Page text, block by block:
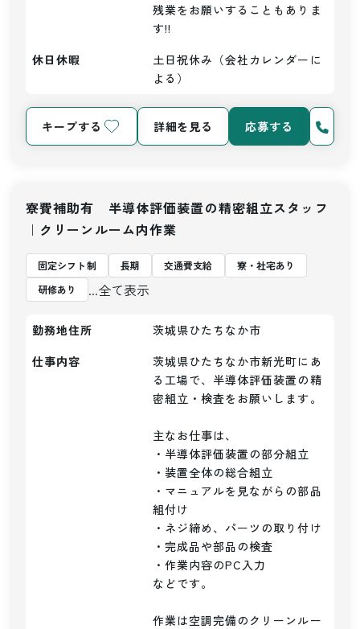
残業をお願いすることもありま
す!!
休日休暇
土日祝休み（会社カレンダーに
よる）
キープする 詳細を見る 応募する
寮費補助有 半導体評価装置の精密組立スタッフ
｜クリーンルーム内作業
固定シフト制 長期 交通費支給
寮・社宅あり
研修あり
...全て表示
勤務地住所
茨城県ひたちなか市
仕事内容
茨城県ひたちなか市新光町にあ
る工場で、半導体評価装置の精
密組立・検査をお願いします。
主なお仕事は、
・半導体評価装置の部分組立
・装置全体の総合組立
・マニュアルを見ながらの部品
組付け
・ネジ締め、パーツの取り付け
・完成品や部品の検査
・作業内容のPC入力
などです。
作業は空調完備のクリーンルー